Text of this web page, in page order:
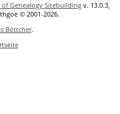
Genealogy Sitebuilding v. 13.0.3,
© 2001-2026.
Böttcher.